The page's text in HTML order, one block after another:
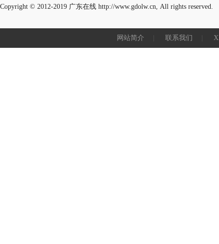
Copyright © 2012-2019 广东在线 http://www.gdolw.cn, All rights reserved.
网站简介 联系我们